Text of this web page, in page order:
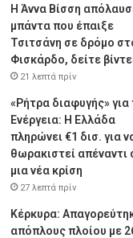
Η Άννα Βίσση
μπάντα που έπαιξε
Τσιτσάνη σε δρόμο
Φισκάρδο, δείτε
21 λεπτά πρίν
«Ρήτρα διαφυγής» για
Ενέργεια: Η Ελλάδα
πληρώνει €1 δισ. για
θωρακιστεί απέναντι
μια νέα κρίση
27 λεπτά πρίν
Κέρκυρα:
απόπλους πλοίου με